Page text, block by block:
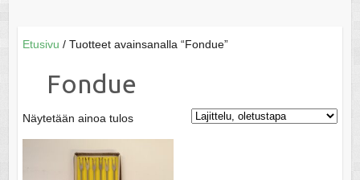
Etusivu / Tuotteet avainsanalla “Fondue”
Fondue
Näytetään ainoa tulos